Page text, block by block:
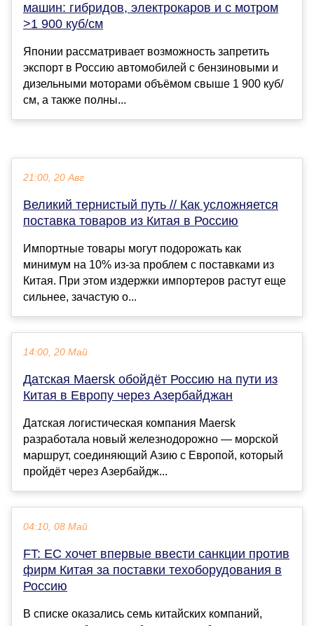
машин: гибридов, электрокаров и с мотром
>1 900 куб/см
Японии рассматривает возможность запретить
экспорт в Россию автомобилей с бензиновыми и
дизельными моторами объёмом свыше 1 900 куб/
см, а также полны...
21:00, 20 Авг
Великий тернистый путь // Как усложняется
поставка товаров из Китая в Россию
Импортные товары могут подорожать как
минимум на 10% из-за проблем с поставками из
Китая. При этом издержки импортеров растут еще
сильнее, зачастую о...
14:00, 20 Май
Датская Maersk обойдëт Россию на пути из
Китая в Европу через Азербайджан
Датская логистическая компания Maersk
разработала новый железнодорожно — морской
маршрут, соединяющий Азию с Европой, который
пройдëт через Азербайдж...
04:10, 08 Май
FT: ЕС хочет впервые ввести санкции против
фирм Китая за поставки техоборудования в
Россию
В списке оказались семь китайских компаний,